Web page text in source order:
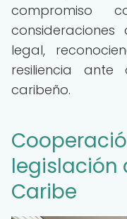
compromiso
legal,
resiliencia
caribeño.
legislación
Caribe